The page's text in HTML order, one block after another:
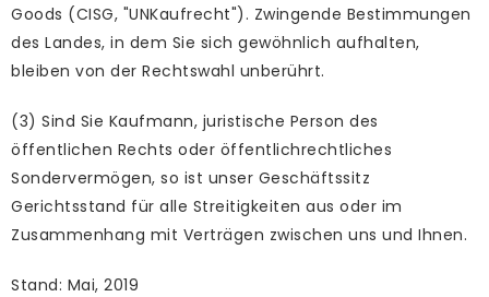
Goods (CISG, "UNKaufrecht"). Zwingende Bestimmungen
des Landes, in dem Sie sich gewöhnlich aufhalten,
bleiben von der Rechtswahl unberührt.
(3) Sind Sie Kaufmann, juristische Person des
öffentlichen Rechts oder öffentlichrechtliches
Sondervermögen, so ist unser Geschäftssitz
Gerichtsstand für alle Streitigkeiten aus oder im
Zusammenhang mit Verträgen zwischen uns und Ihnen.
Stand: Mai, 2019